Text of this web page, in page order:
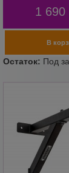
1 690